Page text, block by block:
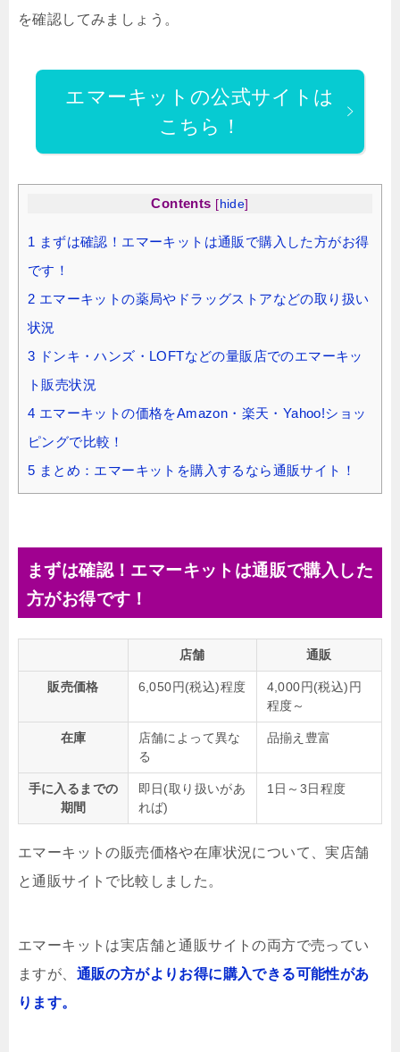
を確認してみましょう。
エマーキットの公式サイトは
こちら！
Contents [ hide]
1 まずは確認！エマーキットは通販で購入した方がお得
です！
2 エマーキットの薬局やドラッグストアなどの取り扱い
状況
3 ドンキ・ハンズ・LOFTなどの量販店でのエマーキッ
ト販売状況
4 エマーキットの価格をAmazon・楽天・Yahoo!ショッ
ピングで比較！
5 まとめ：エマーキットを購入するなら通販サイト！
まずは確認！エマーキットは通販で購入した
方がお得です！
店舗 通販
販売価格 6,050円(税込)程度
4,000円(税込)円
程度～
在庫
店舗によって異な
る
品揃え豊富
手に入るまでの
期間
即日(取り扱いがあ
れば)
1日～3日程度
エマーキットの販売価格や在庫状況について、実店舗
と通販サイトで比較しました。
エマーキットは実店舗と通販サイトの両方で売ってい
ますが、 通販の方がよりお得に購入できる可能性があ
ります。